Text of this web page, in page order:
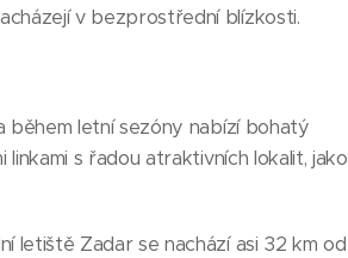
v bezprostřední blízkosti.
během letní sezóny nabízí bohatý
s řadou atraktivních lokalit, jako
letiště Zadar se nachází asi 32 km od